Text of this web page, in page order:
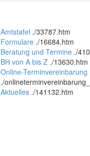
Amtstafel ./33787.htm
Formulare ./16684.htm
Beratung und Termine ./
BH von A bis Z ./13630.htm
Online-Terminvereinbarung
./
Aktuelles ./141132.htm